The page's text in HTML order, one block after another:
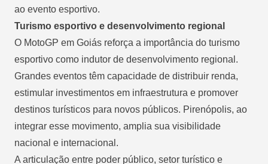
ao evento esportivo.
Turismo esportivo e desenvolvimento regional
O MotoGP em Goiás reforça a importância do turismo
esportivo como indutor de desenvolvimento regional.
Grandes eventos têm capacidade de distribuir renda,
estimular investimentos em infraestrutura e promover
destinos turísticos para novos públicos. Pirenópolis, ao
integrar esse movimento, amplia sua visibilidade
nacional e internacional.
A articulação entre poder público, setor turístico e